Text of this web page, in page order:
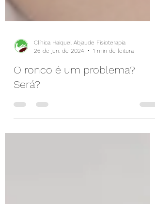
26 de jun. de 2024
1 min de leitura
O ronco é um problema?
Será?